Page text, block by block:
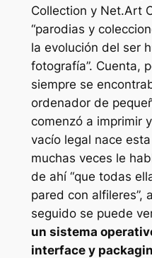
Collection y Net.Art
“parodias y
la evolución del ser
fotografía”. Cuenta,
siempre se
ordenador de
comenzó a imprimir
vacío legal nace
muchas veces le
de ahí “que todas
pared con alfileres”,
seguido se puede
un sistema
interfacey